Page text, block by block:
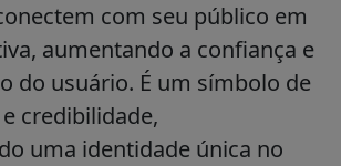
com seu público em
aumentando a confiança e
do usuário. É um símbolo de
credibilidade,
uma identidade única no